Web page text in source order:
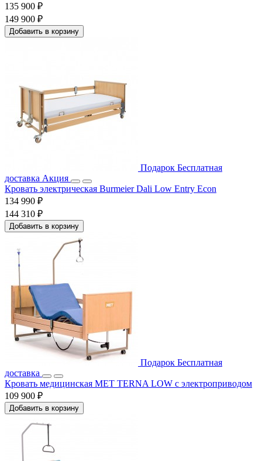
135 900 ₽
149 900 ₽
Добавить в корзину
Подарок Бесплатная
доставка Акция
Кровать электрическая Burmeier Dali Low Entry Econ
134 990 ₽
144 310 ₽
Добавить в корзину
Подарок Бесплатная
доставка
Кровать медицинская МЕТ TERNA LOW с электроприводом
109 900 ₽
Добавить в корзину